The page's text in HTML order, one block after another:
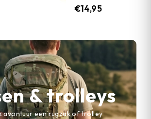
€14,95
& trolleys
avontuur een rugzak of trolley